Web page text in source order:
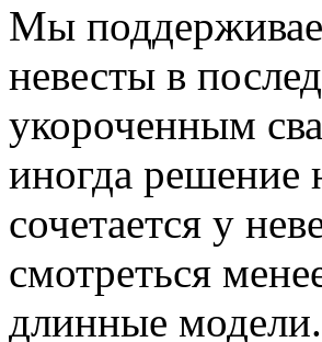
Мы
невесты в
укороченным
иногда решение
сочетается у
смотреться
длинные